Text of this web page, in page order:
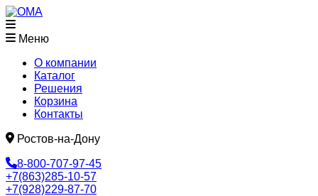
Меню
О компании
Каталог
Решения
Корзина
Контакты
Ростов-на-Дону
8-800-707-97-45
+7(863)285-10-57
+7(928)229-87-70